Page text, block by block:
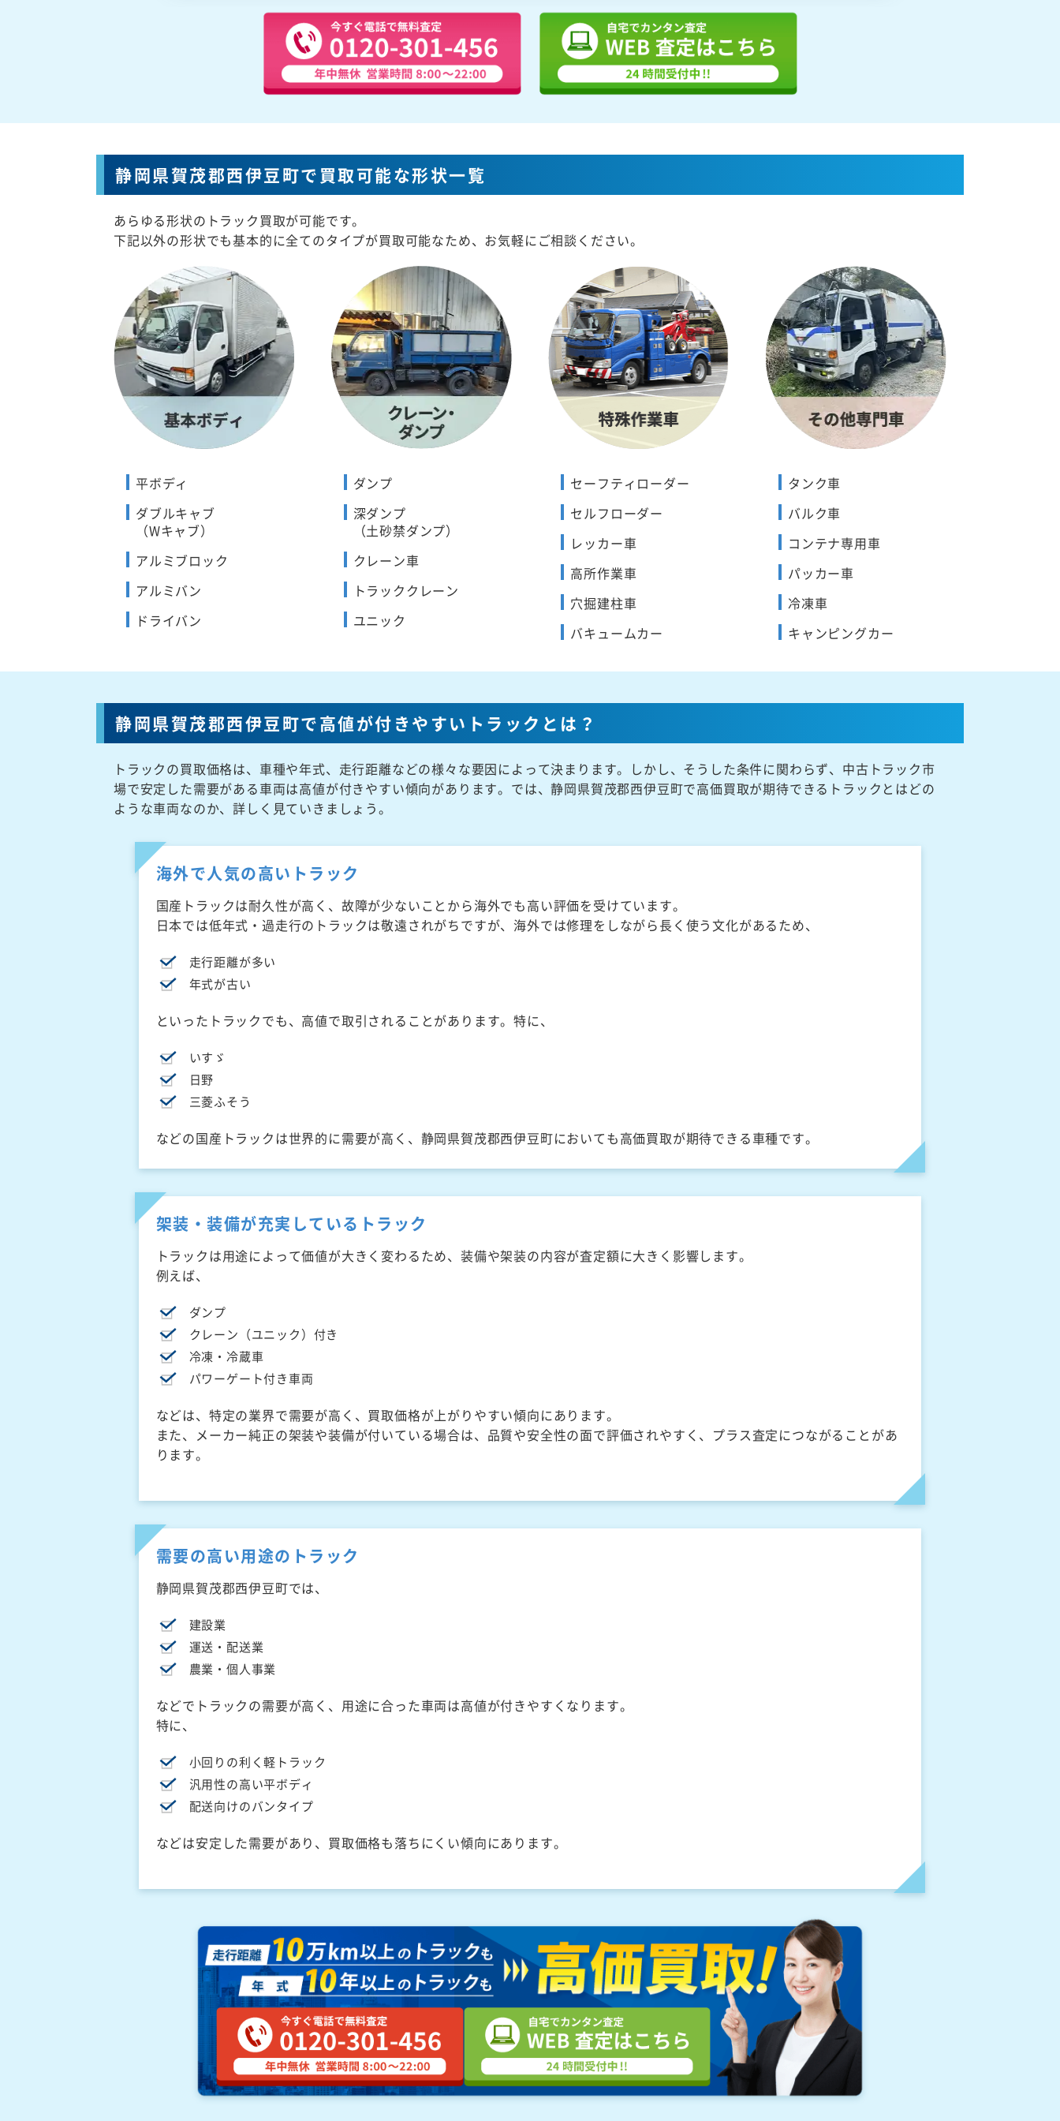
静岡県賀茂郡西伊豆町で買取可能な形状一覧
あらゆる形状のトラック買取が可能です。
下記以外の形状でも基本的に全てのタイプが買取可能なため、お気軽にご相談ください。
平ボディ
ダブルキャブ
（Wキャブ）
アルミブロック
アルミバン
ドライバン
ダンプ
深ダンプ
（土砂禁ダンプ）
クレーン車
トラッククレーン
ユニック
セーフティローダー
セルフローダー
レッカー車
高所作業車
穴掘建柱車
バキュームカー
タンク車
バルク車
コンテナ専用車
パッカー車
冷凍車
キャンピングカー
静岡県賀茂郡西伊豆町で高値が付きやすいトラックとは？
トラックの買取価格は、車種や年式、走行距離などの様々な要因によって決まります。しかし、そうした条件に関わらず、中古トラック市
場で安定した需要がある車両は高値が付きやすい傾向があります。では、静岡県賀茂郡西伊豆町で高価買取が期待できるトラックとはどの
ような車両なのか、詳しく見ていきましょう。
海外で人気の高いトラック
国産トラックは耐久性が高く、故障が少ないことから海外でも高い評価を受けています。
日本では低年式・過走行のトラックは敬遠されがちですが、海外では修理をしながら長く使う文化があるため、
走行距離が多い
年式が古い
といったトラックでも、高値で取引されることがあります。特に、
いすゞ
日野
三菱ふそう
などの国産トラックは世界的に需要が高く、静岡県賀茂郡西伊豆町においても高価買取が期待できる車種です。
架装・装備が充実しているトラック
トラックは用途によって価値が大きく変わるため、装備や架装の内容が査定額に大きく影響します。
例えば、
ダンプ
クレーン（ユニック）付き
冷凍・冷蔵車
パワーゲート付き車両
などは、特定の業界で需要が高く、買取価格が上がりやすい傾向にあります。
また、メーカー純正の架装や装備が付いている場合は、品質や安全性の面で評価されやすく、プラス査定につながることがあ
ります。
需要の高い用途のトラック
静岡県賀茂郡西伊豆町では、
建設業
運送・配送業
農業・個人事業
などでトラックの需要が高く、用途に合った車両は高値が付きやすくなります。
特に、
小回りの利く軽トラック
汎用性の高い平ボディ
配送向けのバンタイプ
などは安定した需要があり、買取価格も落ちにくい傾向にあります。